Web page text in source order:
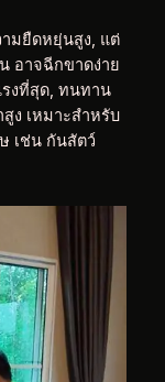
มยืดหยุ่นสูง, แต่
อาจฉีกขาดง่าย
งที่สุด, ทนทาน
ง เหมาะสำหรับ
เช่น กันสัตว์